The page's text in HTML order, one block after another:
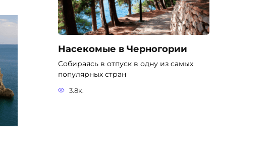
Насекомые в Черногории
Собираясь в отпуск в одну из самых
популярных стран
3.8к.